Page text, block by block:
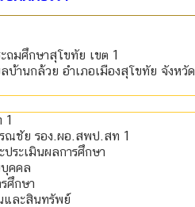
ถมศึกษาสุโขทัย เขต 1
านกล้วย อำเภอเมืองสุโขทัย จังหวัด
ณชัย รอง.ผอ.สพป.สท 1
ระเมินผลการศึกษา
คคล
ศึกษา
และสินทรัพย์